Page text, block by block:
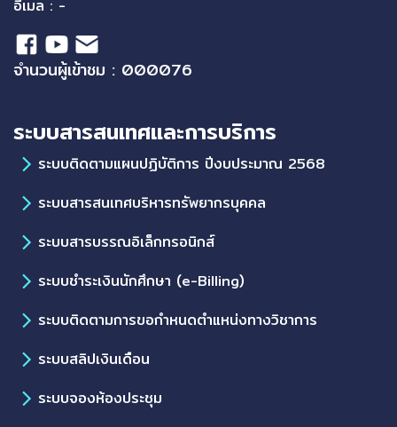
อีเมล : -
จำนวนผู้เข้าชม : 000076
ระบบสารสนเทศและการบริการ
ระบบติดตามแผนปฏิบัติการ ปีงบประมาณ 2568
ระบบสารสนเทศบริหารทรัพยากรบุคคล
ระบบสารบรรณอิเล็กทรอนิกส์
ระบบชำระเงินนักศึกษา (e-Billing)
ระบบติดตามการขอกำหนดตำแหน่งทางวิชาการ
ระบบสลิปเงินเดือน
ระบบจองห้องประชุม